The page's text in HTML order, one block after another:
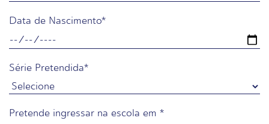
Data de Nascimento*
Série Pretendida*
Pretende ingressar na escola em *